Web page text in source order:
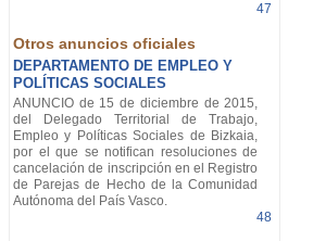
47
Otros anuncios oficiales
DEPARTAMENTO DE EMPLEO Y
POLÍTICAS SOCIALES
ANUNCIO de 15 de diciembre de 2015,
del Delegado Territorial de Trabajo,
Empleo y Políticas Sociales de Bizkaia,
por el que se notifican resoluciones de
cancelación de inscripción en el Registro
de Parejas de Hecho de la Comunidad
Autónoma del País Vasco.
48